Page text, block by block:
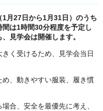
月27日から1月31日）のうち
は1時間30分程度を予定し
見学会は開催します。
く受けるため、見学会当日
、動きやすい服装、履き慣
合、安全を最優先に考え、